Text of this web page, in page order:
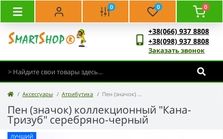
0 0 0
+38(066) 937 8808
+38(098) 937 8808
Заказать звонок
Аксессуары Атрибутика Пен (значок) коллекционный "Кана-Тризуб" серебряно-черный
Пен (значок) коллекционный "Кана-
Тризуб" серебряно-черный
ЛУЧШИЙ